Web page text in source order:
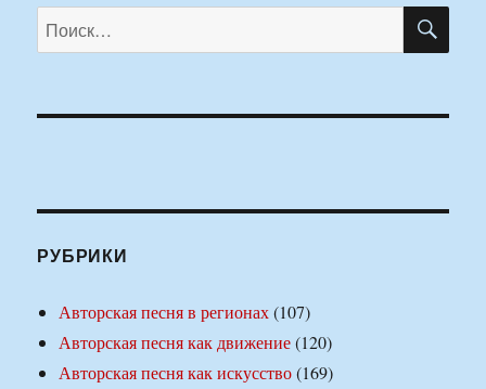
Искать:
РУБРИКИ
Авторская песня в регионах(107)
Авторская песня как движение(120)
Авторская песня как искусство(169)